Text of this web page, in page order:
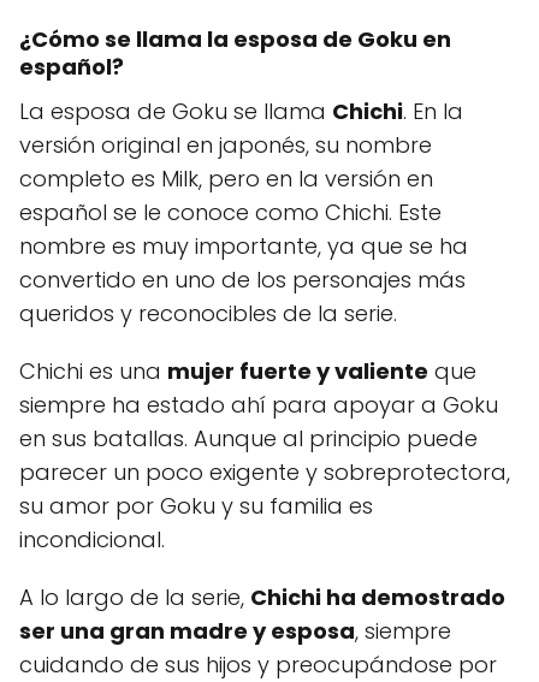
¿Cómo se llama la esposa de Goku en
español?
La esposa de Goku se llama Chichi. En la
versión original en japonés, su nombre
completo es Milk, pero en la versión en
español se le conoce como Chichi. Este
nombre es muy importante, ya que se ha
convertido en uno de los personajes más
queridos y reconocibles de la serie.
Chichi es una mujer fuerte y valiente que
siempre ha estado ahí para apoyar a Goku
en sus batallas. Aunque al principio puede
parecer un poco exigente y sobreprotectora,
su amor por Goku y su familia es
incondicional.
A lo largo de la serie, Chichi ha demostrado
ser una gran madre y esposa, siempre
cuidando de sus hijos y preocupándose por